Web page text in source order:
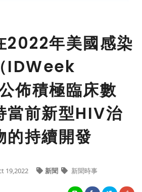
2022年美國感染
IDWeek
佈積極臨床數
當前新型HIV治
的持續開發
19,2022 新聞 新聞時事